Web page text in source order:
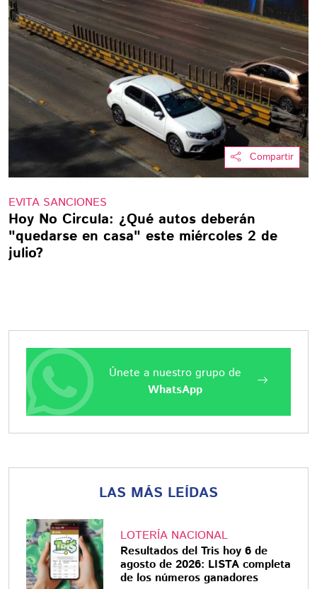
Compartir
EVITA SANCIONES
Hoy No Circula: ¿Qué autos deberán
"quedarse en casa" este miércoles 2 de
julio?
Únete a nuestro grupo de
WhatsApp
LAS MÁS LEÍDAS
LOTERÍA NACIONAL
Resultados del Tris hoy 6 de
agosto de 2026: LISTA completa
de los números ganadores